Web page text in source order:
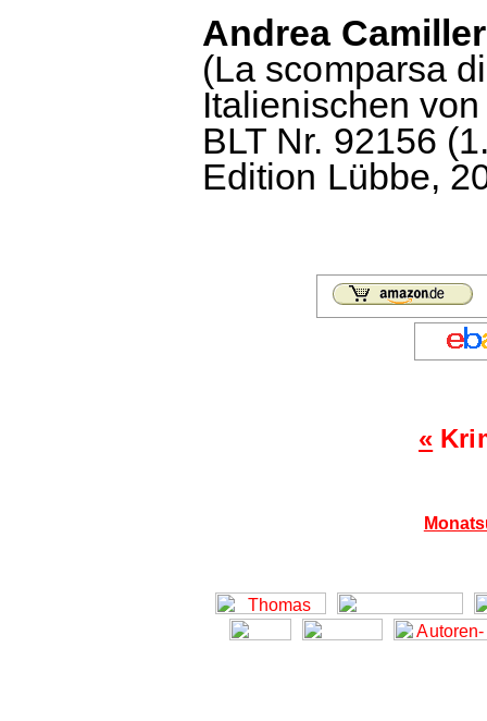
Andrea
(La scomparsa
Italienischen
BLT Nr. 92156
Edition Lübbe,
«